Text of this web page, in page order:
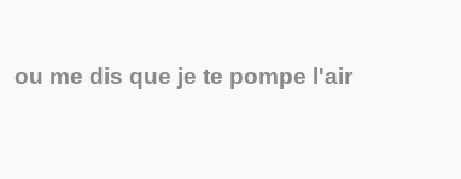
ou me dis que je te pompe l'air